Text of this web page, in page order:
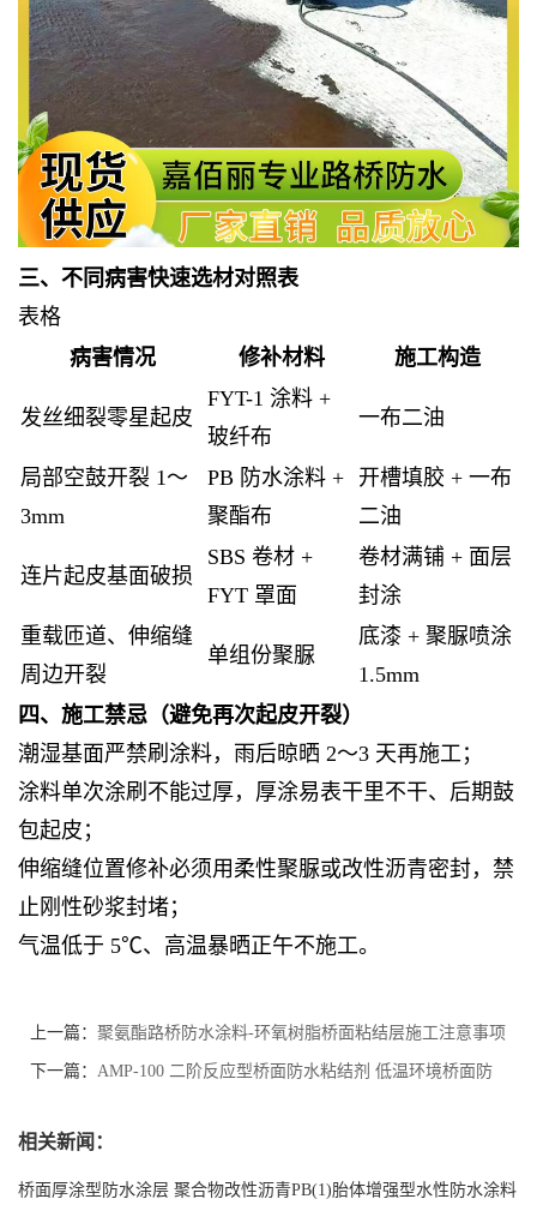
三、不同病害快速选材对照表
表格
病害情况
修补材料 施工构造
发丝细裂零星起皮
FYT-1 涂料 +
玻纤布
一布二油
局部空鼓开裂 1～
3mm
PB 防水涂料 +
聚酯布
开槽填胶 + 一布
二油
连片起皮基面破损
SBS 卷材 +
FYT 罩面
卷材满铺 + 面层
封涂
重载匝道、伸缩缝
周边开裂
单组份聚脲
底漆 + 聚脲喷涂
1.5mm
四、施工禁忌（避免再次起皮开裂）
潮湿基面严禁刷涂料，雨后晾晒 2～3 天再施工；
涂料单次涂刷不能过厚，厚涂易表干里不干、后期鼓
包起皮；
伸缩缝位置修补必须用柔性聚脲或改性沥青密封，禁
止刚性砂浆封堵；
气温低于 5℃、高温暴晒正午不施工。
上一篇： 聚氨酯路桥防水涂料-环氧树脂桥面粘结层施工注意事项
下一篇： AMP-100 二阶反应型桥面防水粘结剂 低温环境桥面防
相关新闻：
桥面厚涂型防水涂层 聚合物改性沥青PB(1)胎体增强型水性防水涂料